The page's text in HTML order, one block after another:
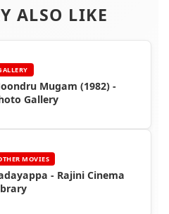
ALSO LIKE
Mugam (1982) -
Gallery
MOVIES
- Rajini Cinema